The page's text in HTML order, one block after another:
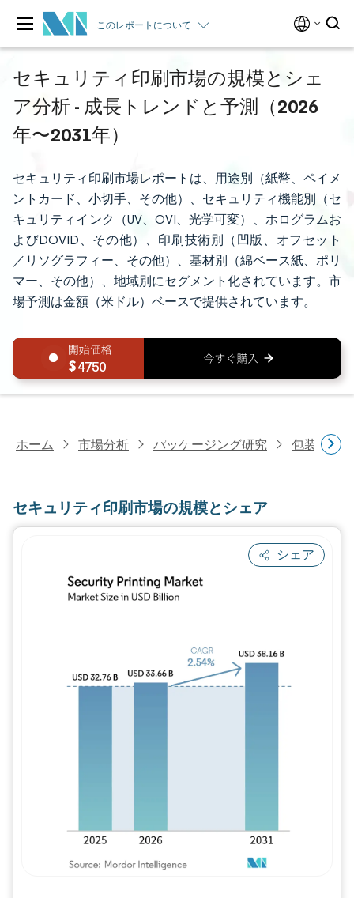
このレポートについて
セキュリティ印刷市場の規模とシェ
ア分析 - 成長トレンドと予測（2026
年〜2031年）
セキュリティ印刷市場レポートは、用途別（紙幣、ペイメ
ントカード、小切手、その他）、セキュリティ機能別（セ
キュリティインク（UV、OVI、光学可変）、ホログラムお
よびDOVID、その他）、印刷技術別（凹版、オフセット
／リソグラフィー、その他）、基材別（綿ベース紙、ポリ
マー、その他）、地域別にセグメント化されています。市
場予測は金額（米ドル）ベースで提供されています。
4750
ホーム 市場分析 パッケージング研究 包装印刷
セキュリティ印刷市場の規模とシェア
シェア